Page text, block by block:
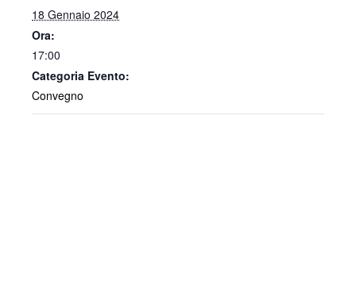
18 Gennaio 2024
Ora:
17:00
Categoria Evento:
Convegno